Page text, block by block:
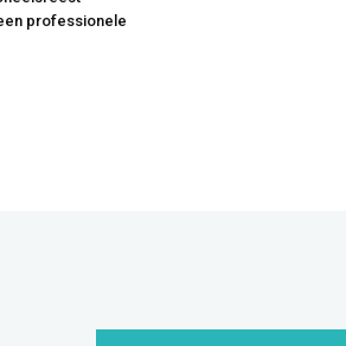
professionele